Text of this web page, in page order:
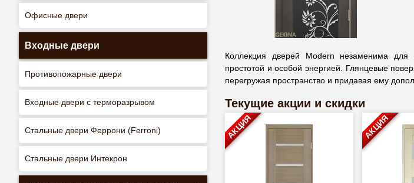
Офисные двери
Входные двери
Противопожарные двери
Входные двери с терморазрывом
Стальные двери Феррони (Ferroni)
Стальные двери Интекрон
Коллекция дверей Мodern незаменима для
простотой и особой энергией. Глянцевые
перегружая пространство и придавая ему
Текущие акции и скидки
АКЦИЯ АКЦИЯ